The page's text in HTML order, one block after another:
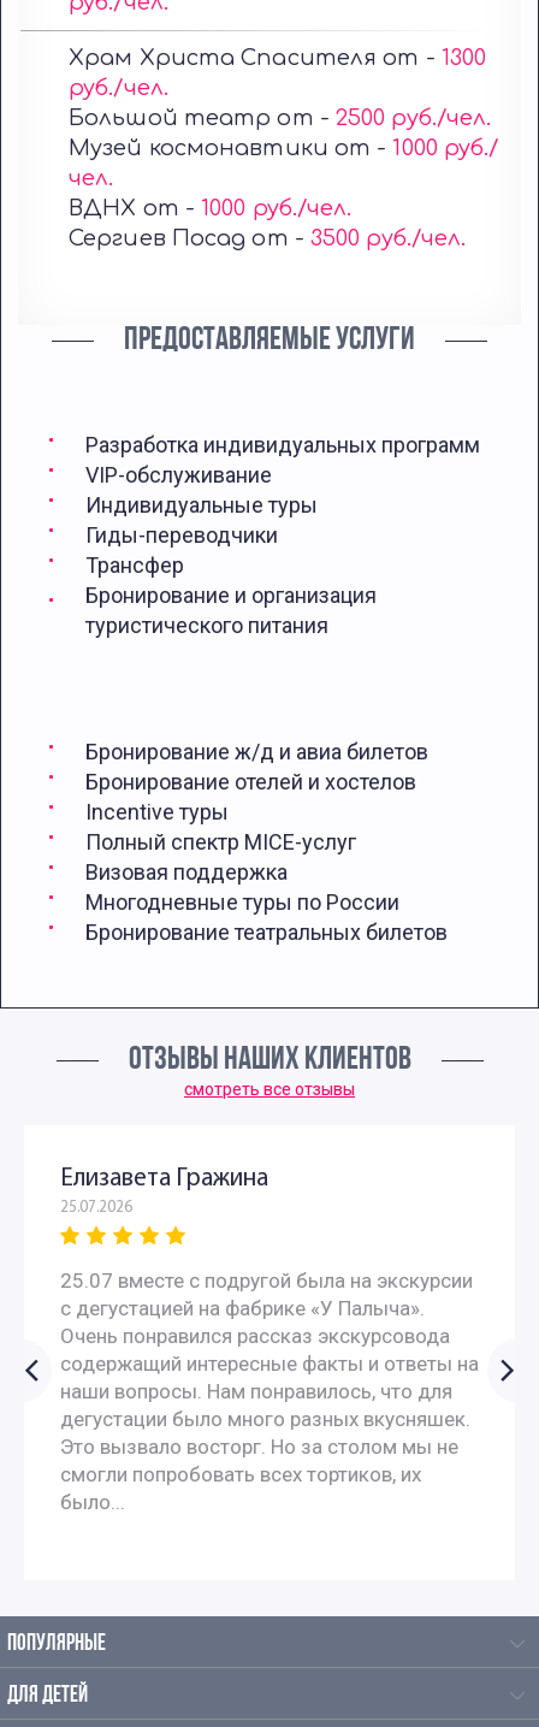
Храм Христа Спасителя от - 1300
руб./чел.
Большой театр от - 2500 руб./чел.
Музей космонавтики от - 1000 руб./
чел.
ВДНХ от - 1000 руб./чел.
Сергиев Посад от - 3500 руб./чел.
ПРЕДОСТАВЛЯЕМЫЕ УСЛУГИ
Разработка индивидуальных программ
VIP-обслуживание
Индивидуальные туры
Гиды-переводчики
Трансфер
Бронирование и организация
туристического питания
Бронирование ж/д и авиа билетов
Бронирование отелей и хостелов
Incentive туры
Полный спектр MICE-услуг
Визовая поддержка
Многодневные туры по России
Бронирование театральных билетов
ОТЗЫВЫ НАШИХ КЛИЕНТОВ
смотреть все отзывы
Елизавета Гражина
25.07.2026
25.07 вместе с подругой была на экскурсии
с дегустацией на фабрике «У Палыча».
Очень понравился рассказ экскурсовода
содержащий интересные факты и ответы на
наши вопросы. Нам понравилось, что для
дегустации было много разных вкусняшек.
Это вызвало восторг. Но за столом мы не
смогли попробовать всех тортиков, их
было...
ПОПУЛЯРНЫЕ
ДЛЯ ДЕТЕЙ